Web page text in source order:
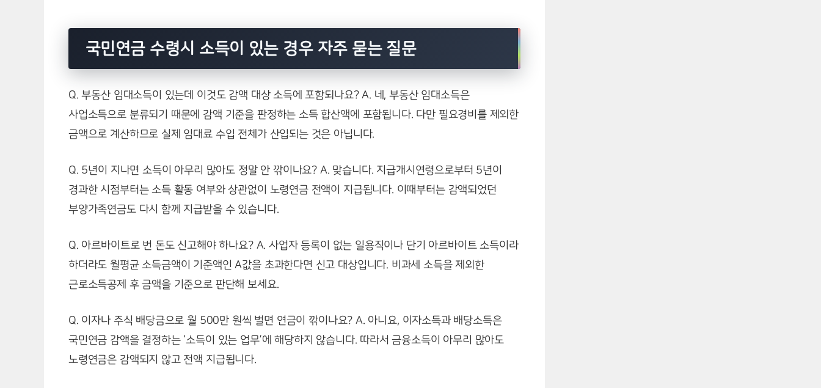
국민연금 수령시 소득이 있는 경우 자주 묻는 질문
Q. 부동산 임대소득이 있는데 이것도 감액 대상 소득에 포함되나요? A. 네, 부동산 임대소득은
사업소득으로 분류되기 때문에 감액 기준을 판정하는 소득 합산액에 포함됩니다. 다만 필요경비를 제외한
금액으로 계산하므로 실제 임대료 수입 전체가 산입되는 것은 아닙니다.
Q. 5년이 지나면 소득이 아무리 많아도 정말 안 깎이나요? A. 맞습니다. 지급개시연령으로부터 5년이
경과한 시점부터는 소득 활동 여부와 상관없이 노령연금 전액이 지급됩니다. 이때부터는 감액되었던
부양가족연금도 다시 함께 지급받을 수 있습니다.
Q. 아르바이트로 번 돈도 신고해야 하나요? A. 사업자 등록이 없는 일용직이나 단기 아르바이트 소득이라
하더라도 월평균 소득금액이 기준액인 A값을 초과한다면 신고 대상입니다. 비과세 소득을 제외한
근로소득공제 후 금액을 기준으로 판단해 보세요.
Q. 이자나 주식 배당금으로 월 500만 원씩 벌면 연금이 깎이나요? A. 아니요, 이자소득과 배당소득은
국민연금 감액을 결정하는 ‘소득이 있는 업무’에 해당하지 않습니다. 따라서 금융소득이 아무리 많아도
노령연금은 감액되지 않고 전액 지급됩니다.